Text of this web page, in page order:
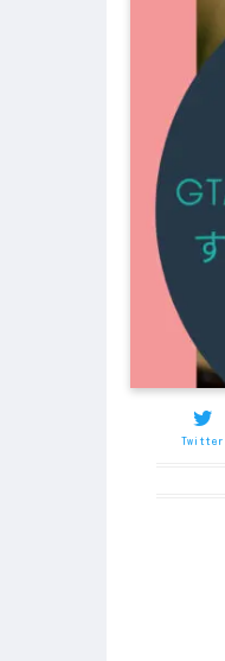
Twitter